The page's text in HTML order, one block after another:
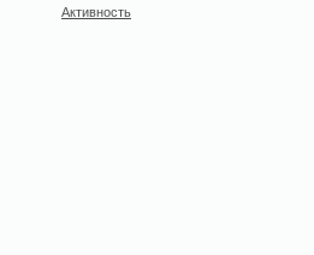
Активность